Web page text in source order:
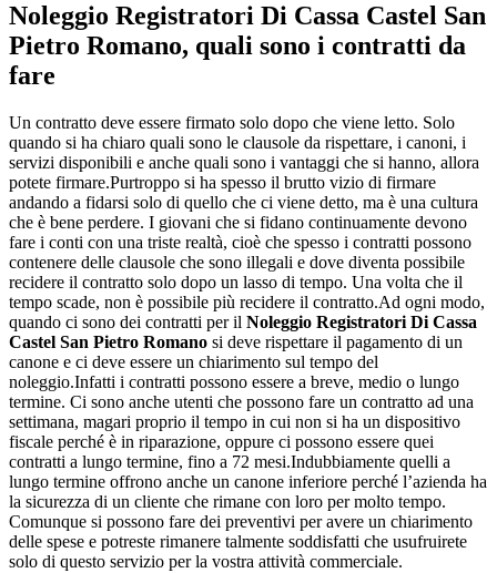
Noleggio Registratori Di Cassa Castel San
Pietro Romano, quali sono i contratti da
fare
Un contratto deve essere firmato solo dopo che viene letto. Solo
quando si ha chiaro quali sono le clausole da rispettare, i canoni, i
servizi disponibili e anche quali sono i vantaggi che si hanno, allora
potete firmare.Purtroppo si ha spesso il brutto vizio di firmare
andando a fidarsi solo di quello che ci viene detto, ma è una cultura
che è bene perdere. I giovani che si fidano continuamente devono
fare i conti con una triste realtà, cioè che spesso i contratti possono
contenere delle clausole che sono illegali e dove diventa possibile
recidere il contratto solo dopo un lasso di tempo. Una volta che il
tempo scade, non è possibile più recidere il contratto.Ad ogni modo,
quando ci sono dei contratti per il Noleggio Registratori Di Cassa
Castel San Pietro Romano si deve rispettare il pagamento di un
canone e ci deve essere un chiarimento sul tempo del
noleggio.Infatti i contratti possono essere a breve, medio o lungo
termine. Ci sono anche utenti che possono fare un contratto ad una
settimana, magari proprio il tempo in cui non si ha un dispositivo
fiscale perché è in riparazione, oppure ci possono essere quei
contratti a lungo termine, fino a 72 mesi.Indubbiamente quelli a
lungo termine offrono anche un canone inferiore perché l’azienda ha
la sicurezza di un cliente che rimane con loro per molto tempo.
Comunque si possono fare dei preventivi per avere un chiarimento
delle spese e potreste rimanere talmente soddisfatti che usufruirete
solo di questo servizio per la vostra attività commerciale.